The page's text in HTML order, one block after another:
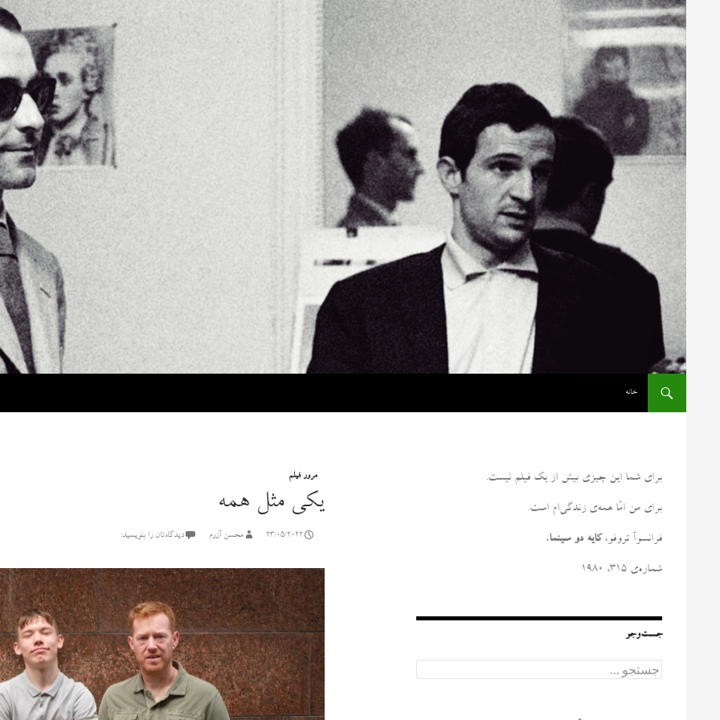
خانه
مرور فیلم
یکی مثل همه
23/05/2022 محسن آزرم دیدگاه‌تان را بنویسید:
برای شما این چیزی بیش از یک فیلم نیست.
برای من امّا همه‌ی زندگی‌ام است.
فرانسوآ تروفو، کایه دو سینما،
شماره‌ی ۳۱۵، ۱۹۸۰
جست‌وجو
ج
س